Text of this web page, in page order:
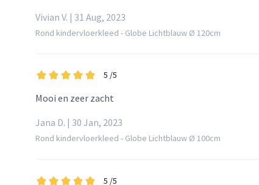
Vivian V. | 31 Aug, 2023
Rond kindervloerkleed - Globe Lichtblauw Ø 120cm
5 /5
Mooi en zeer zacht
Jana D. | 30 Jan, 2023
Rond kindervloerkleed - Globe Lichtblauw Ø 100cm
5 /5